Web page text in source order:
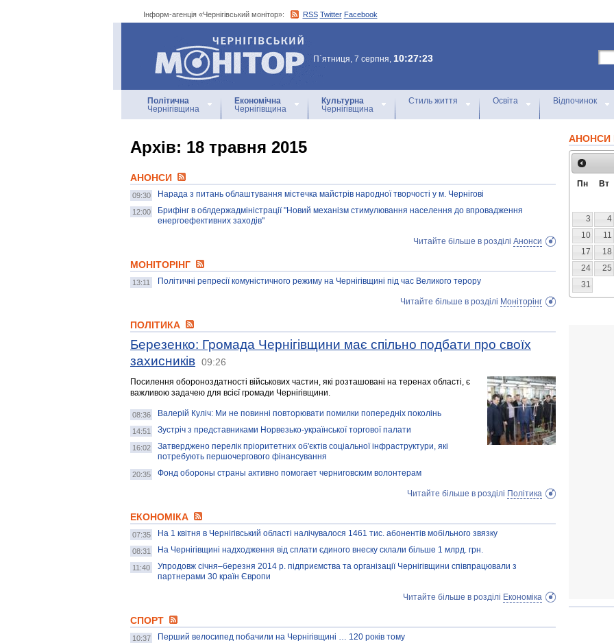
Інформ-агенція «Чернігівський монітор»: RSS Twitter Facebook
Інформ-агенція
«Чернігівський монітор»
П`ятниця, 7 серпня, 10:27:23
Політична
Чернігівщина
Економічна
Чернігівщина
Культурна
Чернігівщина
Стиль життя Освіта Відпочинок
Архiв: 18 травня 2015
АНОНСИ
09:30 Нарада з питань облаштування містечка майстрів народної творчості у м. Чернігові
12:00
Брифінг в облдержадміністрації "Новий механізм стимулювання населення до впровадження
енергоефективних заходів"
Читайте більше в розділі Анонси
МОНІТОРІНГ
13:11 Політичні репресії комуністичного режиму на Чернігівщині під час Великого терору
Читайте більше в розділі Моніторінг
ПОЛІТИКА
Березенко: Громада Чернігівщини має спільно подбати про своїх
захисників 09:26
Посилення обороноздатності військових частин, які розташовані на теренах області, є
важливою задачею для всієї громади Чернігівщини.
08:36 Валерій Куліч: Ми не повинні повторювати помилки попередніх поколінь
14:51 Зустріч з представниками Норвезько-української торгової палати
16:02
Затверджено перелік пріоритетних об'єктів соціальної інфраструктури, які
потребують першочергового фінансування
20:35 Фонд обороны страны активно помогает черниговским волонтерам
Читайте більше в розділі Політика
ЕКОНОМІКА
07:35 На 1 квітня в Чернігівський області налічувалося 1461 тис. абонентів мобільного звязку
08:31 На Чернігівщині надходження від сплати єдиного внеску склали більше 1 млрд. грн.
11:40
Упродовж січня–березня 2014 р. підприємства та організації Чернігівщини співпрацювали з
партнерами 30 країн Європи
Читайте більше в розділі Економіка
СПОРТ
10:37 Перший велосипед побачили на Чернігівщині … 120 років тому
АНОНСИ
Пн Вт
3
4
10
11
17
18
24
25
31